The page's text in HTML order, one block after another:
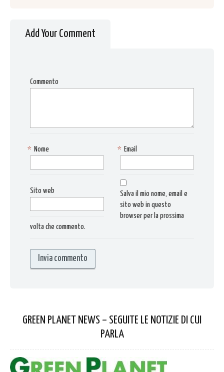
Add Your Comment
Commento
Nome
* Email
*
Sito web
Salva il mio nome, email e
sito web in questo
browser per la prossima
volta che commento.
GREEN PLANET NEWS – SEGUITE LE NOTIZIE DI CUI
PARLA